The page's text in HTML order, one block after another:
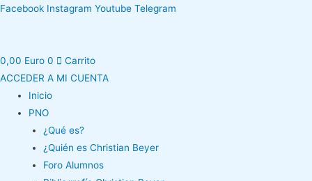
Ir
Facebook Instagram Youtube Telegram
0,00 Euro 0
Carrito
ACCEDER A MI CUENTA
Inicio
PNO
¿Qué es?
¿Quién es Christian Beyer
Foro Alumnos